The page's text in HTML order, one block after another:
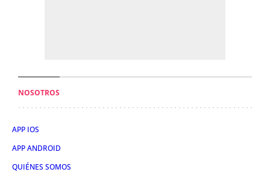
NOSOTROS
APP IOS
APP ANDROID
QUIÉNES SOMOS